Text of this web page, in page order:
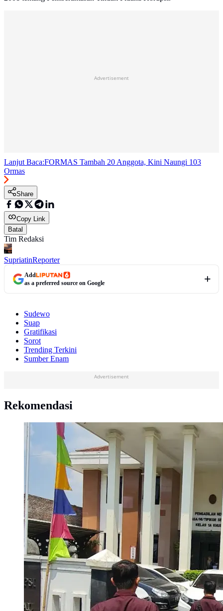
Advertisement
Lanjut Baca:FORMAS Tambah 20 Anggota, Kini Naungi 103
Ormas
Share
Copy Link
Batal
Tim Redaksi
SupriatinReporter
Add
as a preferred source on Google
Sudewo
Suap
Gratifikasi
Sorot
Trending Terkini
Sumber Enam
Advertisement
Rekomendasi